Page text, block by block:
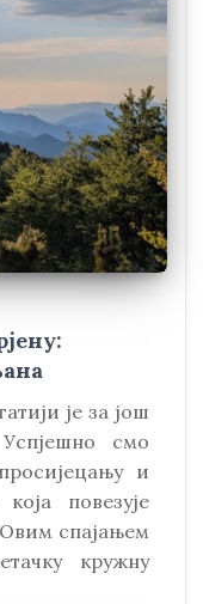
је за још
смо
и
повезује
спајањем
кружну